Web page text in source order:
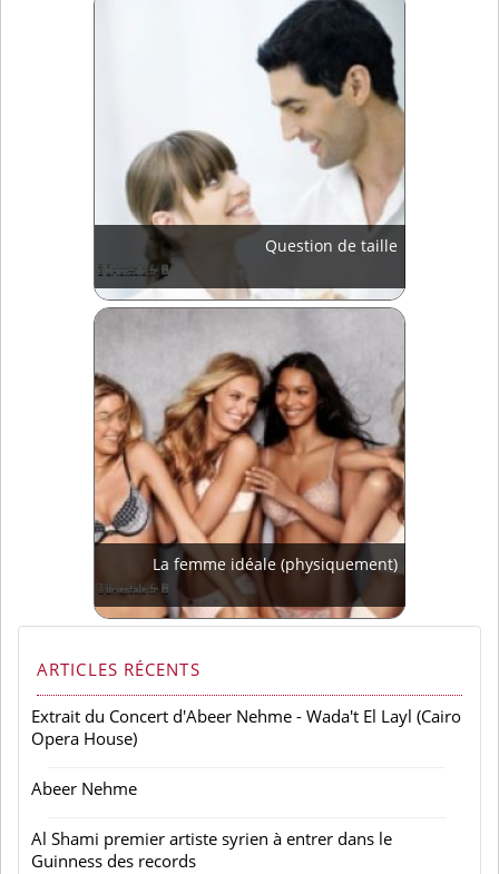
Question de taille
La femme idéale (physiquement)
ARTICLES RÉCENTS
Extrait du Concert d'Abeer Nehme - Wada't El Layl (Cairo
Opera House)
Abeer Nehme
Al Shami premier artiste syrien à entrer dans le
Guinness des records